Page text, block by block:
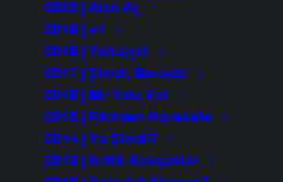
2022 | Alan Aç
2019 | +1
2018 | Yol(a)çık
2017 | Şimdi, Burada!
2016 | Bir Yolu Var
2015 | Fikirden Harekete
2014 | Ya Şimdi?
2013 | Kritik Kavşaklar